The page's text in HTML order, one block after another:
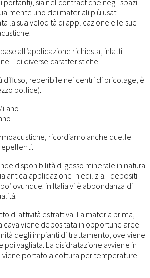
portanti), sia nel contract che negli spazi
uno dei materiali più usati
la sua velocità di applicazione e le sue
all’applicazione richiesta, infatti
di diverse caratteristiche.
diffuso, reperibile nei centri di bricolage, è
pollice).
ricordiamo anche quelle
disponibilità di gesso minerale in natura
antica applicazione in edilizia. I depositi
ovunque: in Italia vi è abbondanza di
di attività estrattiva. La materia prima,
cava viene depositata in opportune aree
degli impianti di trattamento, ove viene
vagliata. La disidratazione avviene in
portato a cottura per temperature